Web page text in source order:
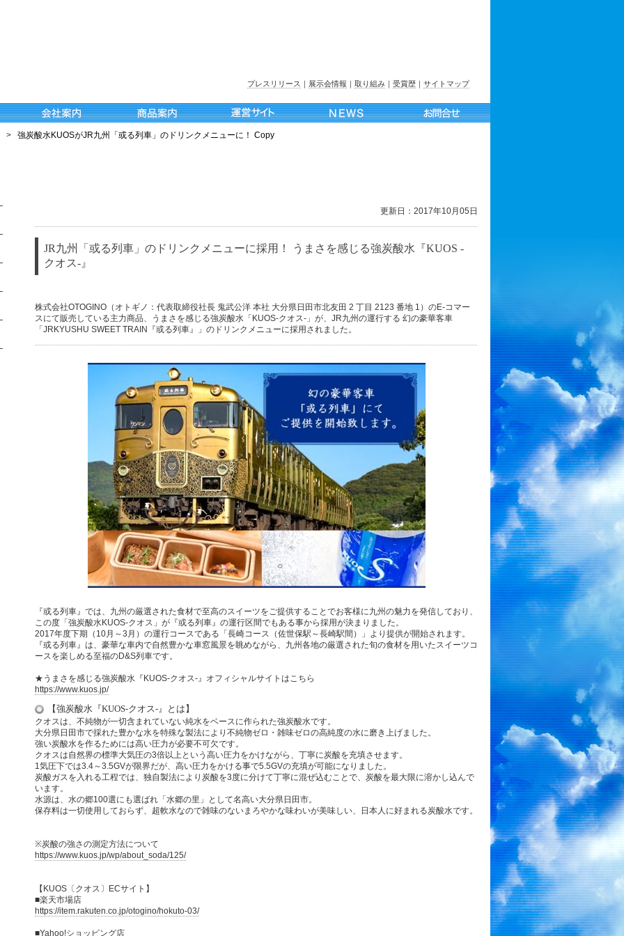
プレスリリース ｜ 展示会情報 ｜ 取り組み ｜ 受賞歴 ｜ サイトマップ
> 強炭酸水KUOSがJR九州「或る列車」のドリンクメニューに！ Copy
更新日：2017年10月05日
JR九州「或る列車」のドリンクメニューに採用！ うまさを感じる強炭酸水『KUOS -
クオス-』
株式会社OTOGINO（オトギノ：代表取締役社長 鬼武公洋 本社 大分県日田市北友田 2 丁目 2123 番地 1）のE-コマー
スにて販売している主力商品、うまさを感じる強炭酸水「KUOS-クオス-」が、JR九州の運行する 幻の豪華客車
「JRKYUSHU SWEET TRAIN『或る列車』」のドリンクメニューに採用されました。
『或る列車』では、九州の厳選された食材で至高のスイーツをご提供することでお客様に九州の魅力を発信しており、
この度「強炭酸水KUOS-クオス」が『或る列車』の運行区間でもある事から採用が決まりました。
2017年度下期（10月～3月）の運行コースである「長崎コース（佐世保駅～長崎駅間）」より提供が開始されます。
『或る列車』は、豪華な車内で自然豊かな車窓風景を眺めながら、九州各地の厳選された旬の食材を用いたスイーツコ
ースを楽しめる至福のD&S列車です。
★うまさを感じる強炭酸水『KUOS-クオス-』オフィシャルサイトはこちら
https://www.kuos.jp/
【強炭酸水『KUOS-クオス-』とは】
クオスは、不純物が一切含まれていない純水をベースに作られた強炭酸水です。
大分県日田市で採れた豊かな水を特殊な製法により不純物ゼロ・雑味ゼロの高純度の水に磨き上げました。
強い炭酸水を作るためには高い圧力が必要不可欠です。
クオスは自然界の標準大気圧の3倍以上という高い圧力をかけながら、丁寧に炭酸を充填させます。
1気圧下では3.4～3.5GVが限界だが、高い圧力をかける事で5.5GVの充填が可能になりました。
炭酸ガスを入れる工程では、独自製法により炭酸を3度に分けて丁寧に混ぜ込むことで、炭酸を最大限に溶かし込んで
います。
水源は、水の郷100選にも選ばれ「水郷の里」として名高い大分県日田市。
保存料は一切使用しておらず、超軟水なので雑味のないまろやかな味わいが美味しい、日本人に好まれる炭酸水です。
※炭酸の強さの測定方法について
https://www.kuos.jp/wp/about_soda/125/
【KUOS〔クオス〕ECサイト】
■楽天市場店
https://item.rakuten.co.jp/otogino/hokuto-03/
■Yahoo!ショッピング店